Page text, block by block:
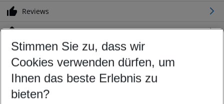
Reviews
Location
Customize your offer
Find the perfect deal which suits your best
Your departure airport
Any airport
Stimmen Sie zu, dass wir
Cookies verwenden dürfen, um
Ihnen das beste Erlebnis zu
bieten?